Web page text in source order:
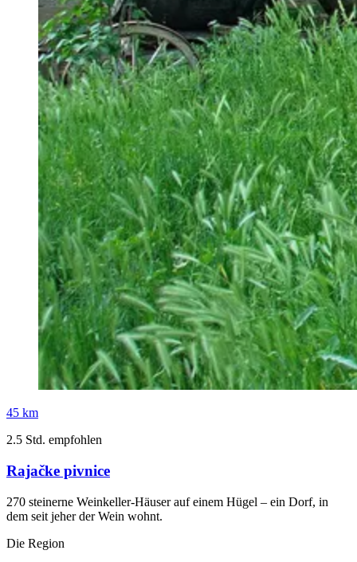
45 km
2.5 Std. empfohlen
Rajačke pivnice
270 steinerne Weinkeller-Häuser auf einem Hügel – ein Dorf, in
dem seit jeher der Wein wohnt.
Die Region